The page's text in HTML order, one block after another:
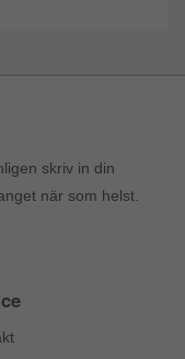
skriv in din
när som helst.